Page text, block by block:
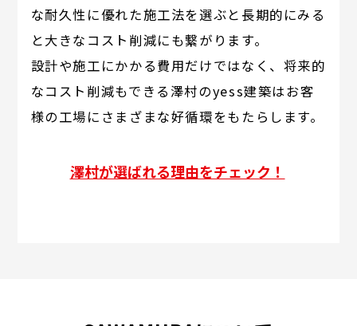
な耐久性に優れた施工法を選ぶと長期的にみる
と大きなコスト削減にも繋がります。
設計や施工にかかる費用だけではなく、将来的
なコスト削減もできる澤村のyess建築はお客
様の工場にさまざまな好循環をもたらします。
澤村が選ばれる理由をチェック！